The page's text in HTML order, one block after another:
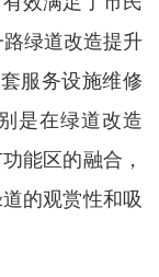
绿道改造提升
服务设施维修
是在绿道改造
能区的融合，
的观赏性和吸